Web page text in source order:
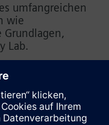
umfangreichen
wie
Grundlagen,
Lab.